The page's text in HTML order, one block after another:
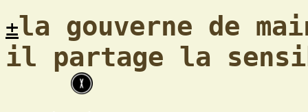
±la gouverne de
il partage la